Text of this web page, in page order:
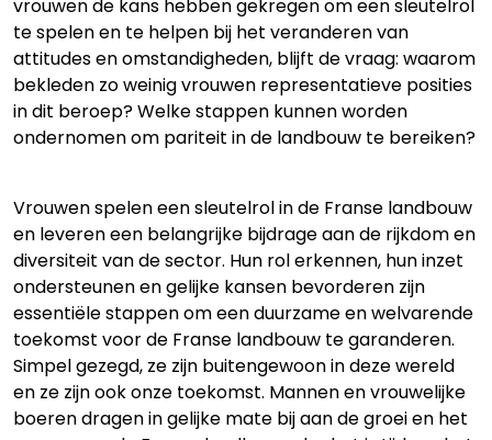
vrouwen de kans hebben gekregen om een sleutelrol
te spelen en te helpen bij het veranderen van
attitudes en omstandigheden, blijft de vraag: waarom
bekleden zo weinig vrouwen representatieve posities
in dit beroep? Welke stappen kunnen worden
ondernomen om pariteit in de landbouw te bereiken?
Vrouwen spelen een sleutelrol in de Franse landbouw
en leveren een belangrijke bijdrage aan de rijkdom en
diversiteit van de sector. Hun rol erkennen, hun inzet
ondersteunen en gelijke kansen bevorderen zijn
essentiële stappen om een duurzame en welvarende
toekomst voor de Franse landbouw te garanderen.
Simpel gezegd, ze zijn buitengewoon in deze wereld
en ze zijn ook onze toekomst. Mannen en vrouwelijke
boeren dragen in gelijke mate bij aan de groei en het